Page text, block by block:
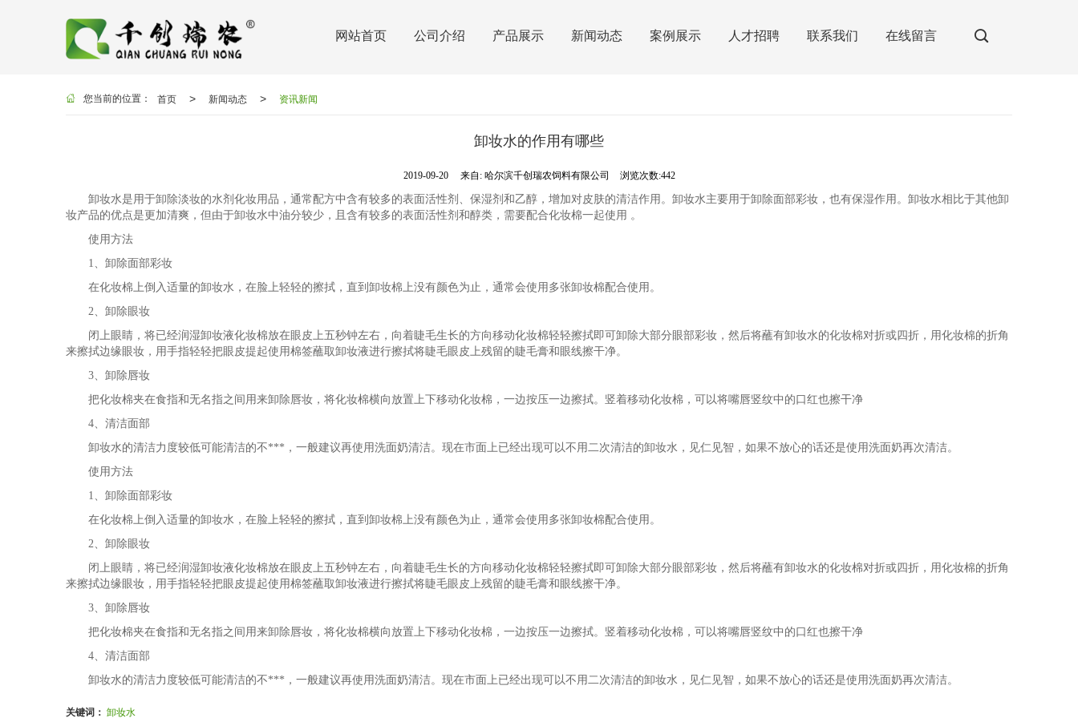
网站首页 公司介绍 产品展示 新闻动态 案例展示 人才招聘 联系我们 在线留言
您当前的位置： 首页 > 新闻动态 > 资讯新闻
卸妆水的作用有哪些
2019-09-20 来自: 哈尔滨千创瑞农饲料有限公司 浏览次数:442
卸妆水是用于卸除淡妆的水剂化妆用品，通常配方中含有较多的表面活性剂、保湿剂和乙醇，增加对皮肤的清洁作用。卸妆水主要用于卸除面部彩妆，也有保湿作用。卸妆水相比于其他卸
妆产品的优点是更加清爽，但由于卸妆水中油分较少，且含有较多的表面活性剂和醇类，需要配合化妆棉一起使用 。
使用方法
1、卸除面部彩妆
在化妆棉上倒入适量的卸妆水，在脸上轻轻的擦拭，直到卸妆棉上没有颜色为止，通常会使用多张卸妆棉配合使用。
2、卸除眼妆
闭上眼睛，将已经润湿卸妆液化妆棉放在眼皮上五秒钟左右，向着睫毛生长的方向移动化妆棉轻轻擦拭即可卸除大部分眼部彩妆，然后将蘸有卸妆水的化妆棉对折或四折，用化妆棉的折角
来擦拭边缘眼妆，用手指轻轻把眼皮提起使用棉签蘸取卸妆液进行擦拭将睫毛眼皮上残留的睫毛膏和眼线擦干净。
3、卸除唇妆
把化妆棉夹在食指和无名指之间用来卸除唇妆，将化妆棉横向放置上下移动化妆棉，一边按压一边擦拭。竖着移动化妆棉，可以将嘴唇竖纹中的口红也擦干净
4、清洁面部
卸妆水的清洁力度较低可能清洁的不***，一般建议再使用洗面奶清洁。现在市面上已经出现可以不用二次清洁的卸妆水，见仁见智，如果不放心的话还是使用洗面奶再次清洁。
使用方法
1、卸除面部彩妆
在化妆棉上倒入适量的卸妆水，在脸上轻轻的擦拭，直到卸妆棉上没有颜色为止，通常会使用多张卸妆棉配合使用。
2、卸除眼妆
闭上眼睛，将已经润湿卸妆液化妆棉放在眼皮上五秒钟左右，向着睫毛生长的方向移动化妆棉轻轻擦拭即可卸除大部分眼部彩妆，然后将蘸有卸妆水的化妆棉对折或四折，用化妆棉的折角
来擦拭边缘眼妆，用手指轻轻把眼皮提起使用棉签蘸取卸妆液进行擦拭将睫毛眼皮上残留的睫毛膏和眼线擦干净。
3、卸除唇妆
把化妆棉夹在食指和无名指之间用来卸除唇妆，将化妆棉横向放置上下移动化妆棉，一边按压一边擦拭。竖着移动化妆棉，可以将嘴唇竖纹中的口红也擦干净
4、清洁面部
卸妆水的清洁力度较低可能清洁的不***，一般建议再使用洗面奶清洁。现在市面上已经出现可以不用二次清洁的卸妆水，见仁见智，如果不放心的话还是使用洗面奶再次清洁。
关键词： 卸妆水